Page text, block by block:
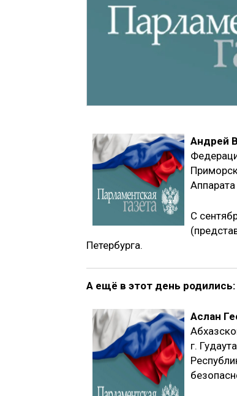
Андрей
С
Петербурга.
А ещё в этот день родились:
Аслан
г.